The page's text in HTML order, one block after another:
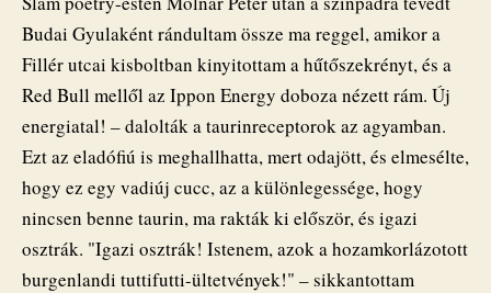
Budai Gyulaként rándultam össze ma reggel, amikor a
Fillér utcai kisboltban kinyitottam a hűtőszekrényt, és a
Red Bull mellől az Ippon Energy doboza nézett rám. Új
energiatal! – dalolták a taurinreceptorok az agyamban.
Ezt az eladófiú is meghallhatta, mert odajött, és elmesélte,
hogy ez egy vadiúj cucc, az a különlegessége, hogy
nincsen benne taurin, ma rakták ki először, és igazi
osztrák. "Igazi osztrák! Istenem, azok a hozamkorlázotott
burgenlandi tuttifutti-ültetvények!" – sikkantottam